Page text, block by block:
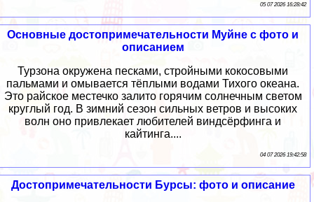
05 07 2026 16:28:42
Основные достопримечательности Муйне с фото и
описанием
Турзона окружена песками, стройными кокосовыми
пальмами и омывается тёплыми водами Тихого океана.
Это райское местечко залито горячим солнечным светом
круглый год. В зимний сезон сильных ветров и высоких
волн оно привлекает любителей виндсёрфинга и
кайтинга....
04 07 2026 19:42:58
Достопримечательности Бурсы: фото и описание